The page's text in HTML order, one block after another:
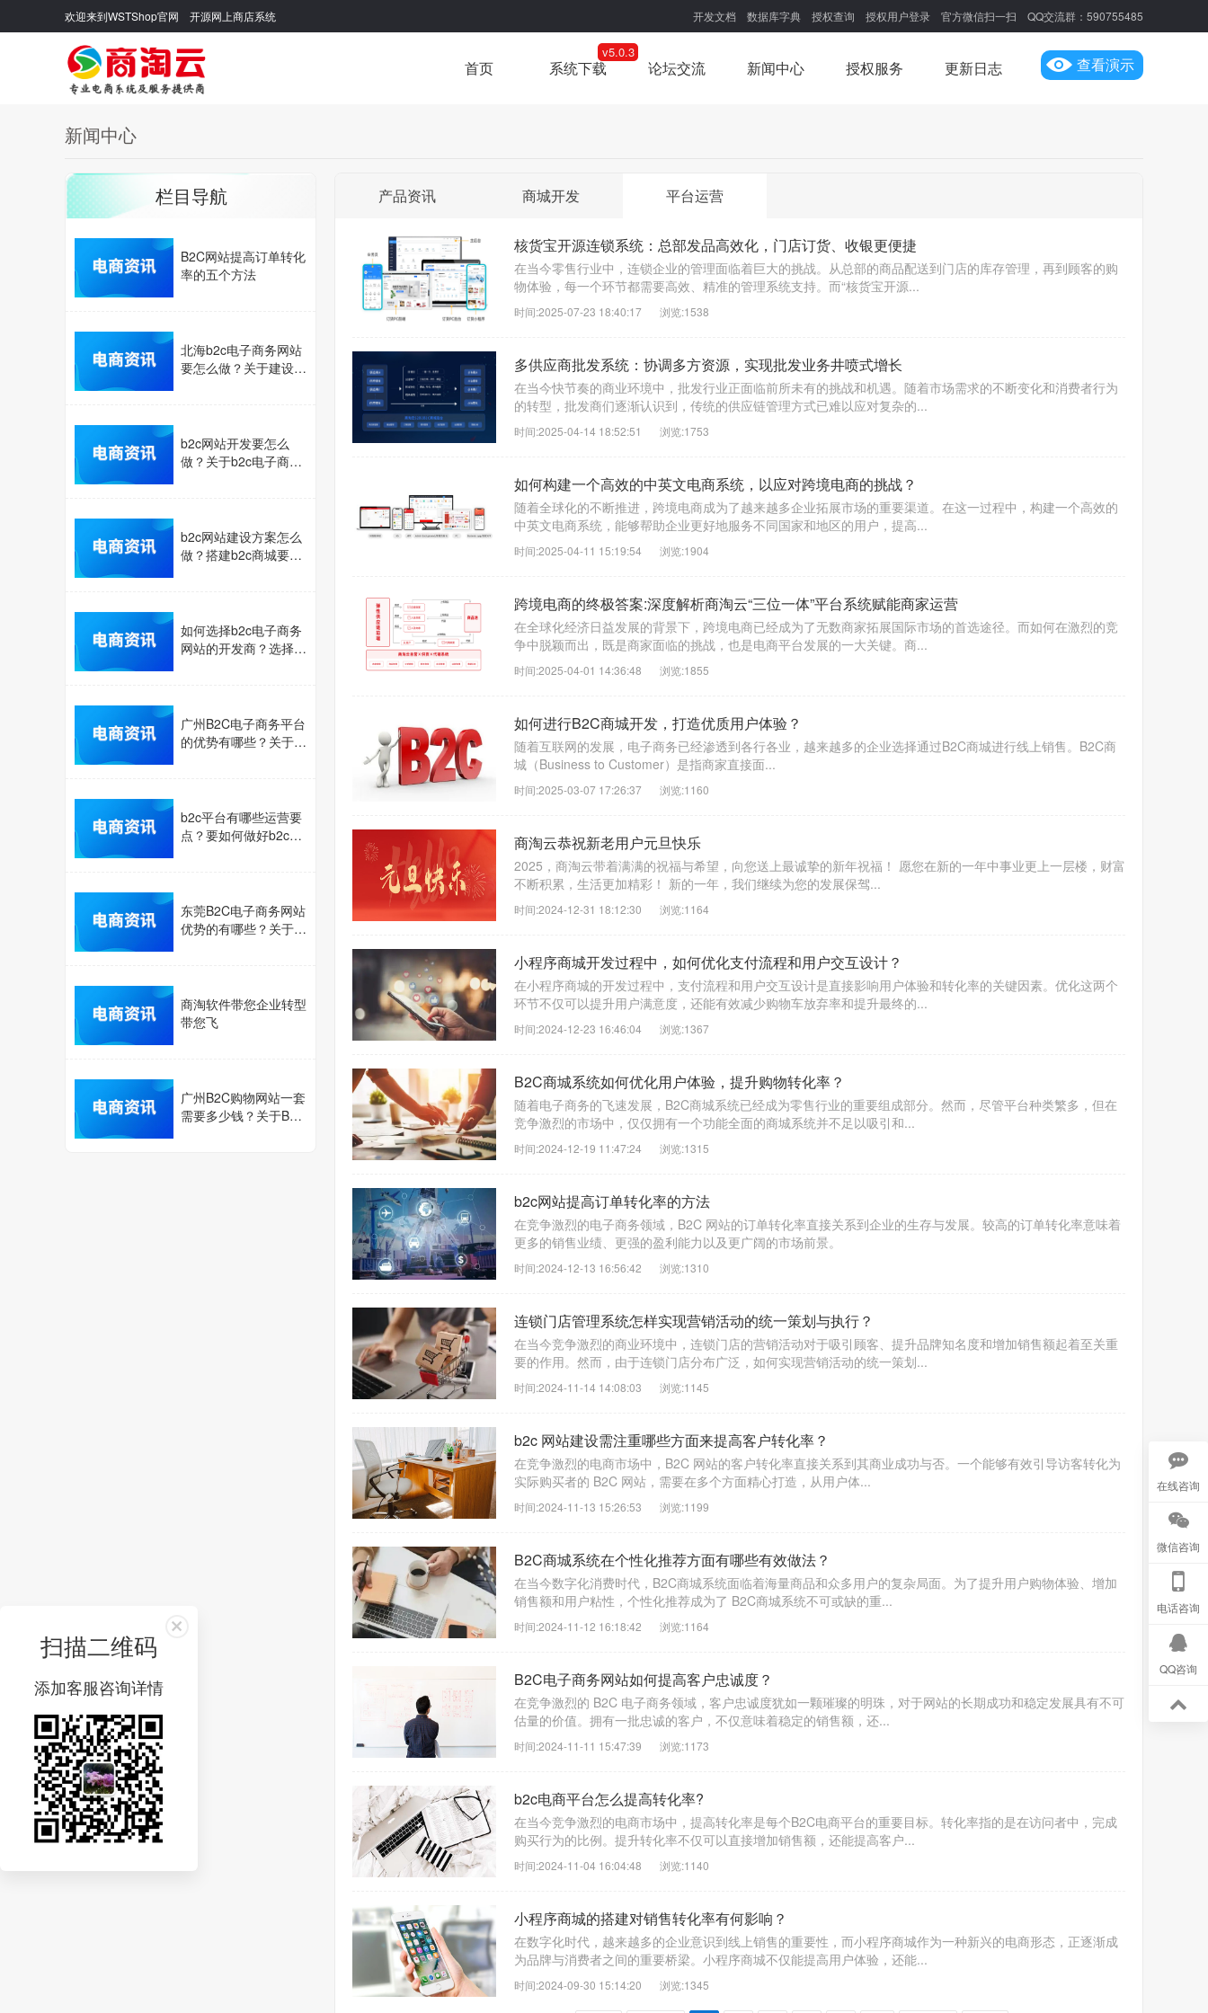
欢迎来到WSTShop官网 开源网上商店系统 开发文档 数据库字典 授权查询 授权用户登录 官方微信扫一扫 QQ交流群：590755485
在线咨询
微信咨询
电话咨询
QQ咨询
扫描二维码
添加客服咨询详情
查看演示
首页 系统下载
v5.0.3
论坛交流 新闻中心 授权服务 更新日志
新闻中心
栏目导航
B2C网站提高订单转化
率的五个方法
北海b2c电子商务网站
要怎么做？关于建设b
b2c网站开发要怎么
做？关于b2c电子商务
b2c网站建设方案怎么
做？搭建b2c商城要注
如何选择b2c电子商务
网站的开发商？选择b
广州B2C电子商务平台
的优势有哪些？关于B
b2c平台有哪些运营要
点？要如何做好b2c电
东莞B2C电子商务网站
优势的有哪些？关于B
商淘软件带您企业转型
带您飞
广州B2C购物网站一套
需要多少钱？关于B2C
产品资讯 商城开发 平台运营
核货宝开源连锁系统：总部发品高效化，门店订货、收银更便捷
在当今零售行业中，连锁企业的管理面临着巨大的挑战。从总部的商品配送到门店的库存管理，再到顾客的购
物体验，每一个环节都需要高效、精准的管理系统支持。而“核货宝开源...
时间:2025-07-23 18:40:17 浏览:1538
多供应商批发系统：协调多方资源，实现批发业务井喷式增长
在当今快节奏的商业环境中，批发行业正面临前所未有的挑战和机遇。随着市场需求的不断变化和消费者行为
的转型，批发商们逐渐认识到，传统的供应链管理方式已难以应对复杂的...
时间:2025-04-14 18:52:51 浏览:1753
如何构建一个高效的中英文电商系统，以应对跨境电商的挑战？
随着全球化的不断推进，跨境电商成为了越来越多企业拓展市场的重要渠道。在这一过程中，构建一个高效的
中英文电商系统，能够帮助企业更好地服务不同国家和地区的用户，提高...
时间:2025-04-11 15:19:54 浏览:1904
跨境电商的终极答案:深度解析商淘云“三位一体”平台系统赋能商家运营
在全球化经济日益发展的背景下，跨境电商已经成为了无数商家拓展国际市场的首选途径。而如何在激烈的竞
争中脱颖而出，既是商家面临的挑战，也是电商平台发展的一大关键。商...
时间:2025-04-01 14:36:48 浏览:1855
如何进行B2C商城开发，打造优质用户体验？
随着互联网的发展，电子商务已经渗透到各行各业，越来越多的企业选择通过B2C商城进行线上销售。B2C商
城（Business to Customer）是指商家直接面...
时间:2025-03-07 17:26:37 浏览:1160
商淘云恭祝新老用户元旦快乐
2025，商淘云带着满满的祝福与希望，向您送上最诚挚的新年祝福！ 愿您在新的一年中事业更上一层楼，财富
不断积累，生活更加精彩！ 新的一年，我们继续为您的发展保驾...
时间:2024-12-31 18:12:30 浏览:1164
小程序商城开发过程中，如何优化支付流程和用户交互设计？
在小程序商城的开发过程中，支付流程和用户交互设计是直接影响用户体验和转化率的关键因素。优化这两个
环节不仅可以提升用户满意度，还能有效减少购物车放弃率和提升最终的...
时间:2024-12-23 16:46:04 浏览:1367
B2C商城系统如何优化用户体验，提升购物转化率？
随着电子商务的飞速发展，B2C商城系统已经成为零售行业的重要组成部分。然而，尽管平台种类繁多，但在
竞争激烈的市场中，仅仅拥有一个功能全面的商城系统并不足以吸引和...
时间:2024-12-19 11:47:24 浏览:1315
b2c网站提高订单转化率的方法
在竞争激烈的电子商务领域，B2C 网站的订单转化率直接关系到企业的生存与发展。较高的订单转化率意味着
更多的销售业绩、更强的盈利能力以及更广阔的市场前景。
时间:2024-12-13 16:56:42 浏览:1310
连锁门店管理系统怎样实现营销活动的统一策划与执行？
在当今竞争激烈的商业环境中，连锁门店的营销活动对于吸引顾客、提升品牌知名度和增加销售额起着至关重
要的作用。然而，由于连锁门店分布广泛，如何实现营销活动的统一策划...
时间:2024-11-14 14:08:03 浏览:1145
b2c 网站建设需注重哪些方面来提高客户转化率？
在竞争激烈的电商市场中，B2C 网站的客户转化率直接关系到其商业成功与否。一个能够有效引导访客转化为
实际购买者的 B2C 网站，需要在多个方面精心打造，从用户体...
时间:2024-11-13 15:26:53 浏览:1199
B2C商城系统在个性化推荐方面有哪些有效做法？
在当今数字化消费时代，B2C商城系统面临着海量商品和众多用户的复杂局面。为了提升用户购物体验、增加
销售额和用户粘性，个性化推荐成为了 B2C商城系统不可或缺的重...
时间:2024-11-12 16:18:42 浏览:1164
B2C电子商务网站如何提高客户忠诚度？
在竞争激烈的 B2C 电子商务领域，客户忠诚度犹如一颗璀璨的明珠，对于网站的长期成功和稳定发展具有不可
估量的价值。拥有一批忠诚的客户，不仅意味着稳定的销售额，还...
时间:2024-11-11 15:47:39 浏览:1173
b2c电商平台怎么提高转化率?
在当今竞争激烈的电商市场中，提高转化率是每个B2C电商平台的重要目标。转化率指的是在访问者中，完成
购买行为的比例。提升转化率不仅可以直接增加销售额，还能提高客户...
时间:2024-11-04 16:04:48 浏览:1140
小程序商城的搭建对销售转化率有何影响？
在数字化时代，越来越多的企业意识到线上销售的重要性，而小程序商城作为一种新兴的电商形态，正逐渐成
为品牌与消费者之间的重要桥梁。小程序商城不仅能提高用户体验，还能...
时间:2024-09-30 15:14:20 浏览:1345